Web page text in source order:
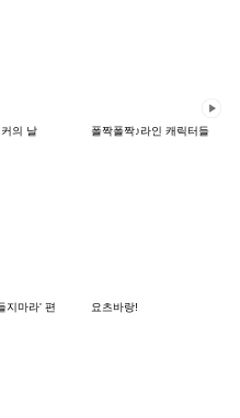
의 날 폴짝폴짝♪라인 캐릭터들
지마라' 편 요츠바랑!